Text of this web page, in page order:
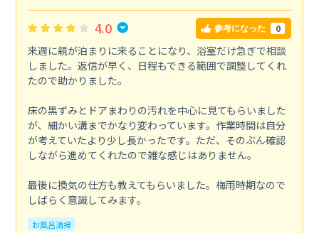
4.0 参考になった 0
来週に親が泊まりに来ることになり、浴室だけ急ぎで相談
しました。返信が早く、日程もできる範囲で調整してくれ
たので助かりました。
床の黒ずみとドアまわりの汚れを中心に見てもらいました
が、細かい溝までかなり変わっています。作業時間は自分
が考えていたより少し長かったです。ただ、そのぶん確認
しながら進めてくれたので雑な感じはありません。
最後に換気の仕方も教えてもらいました。梅雨時期なので
しばらく意識してみます。
お風呂清掃